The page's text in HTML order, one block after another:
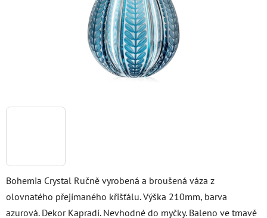
Bohemia Crystal Ručně vyrobená a broušená váza z
olovnatého přejímaného křišťálu. Výška 210mm, barva
azurová. Dekor Kapradí. Nevhodné do myčky. Baleno ve tmavě